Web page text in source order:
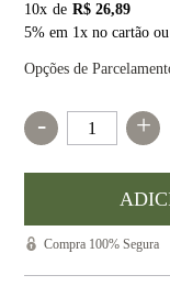
10x
R$ 26,89
5% em 1x no cartão
Opções de
- +
Compra 100% Segura